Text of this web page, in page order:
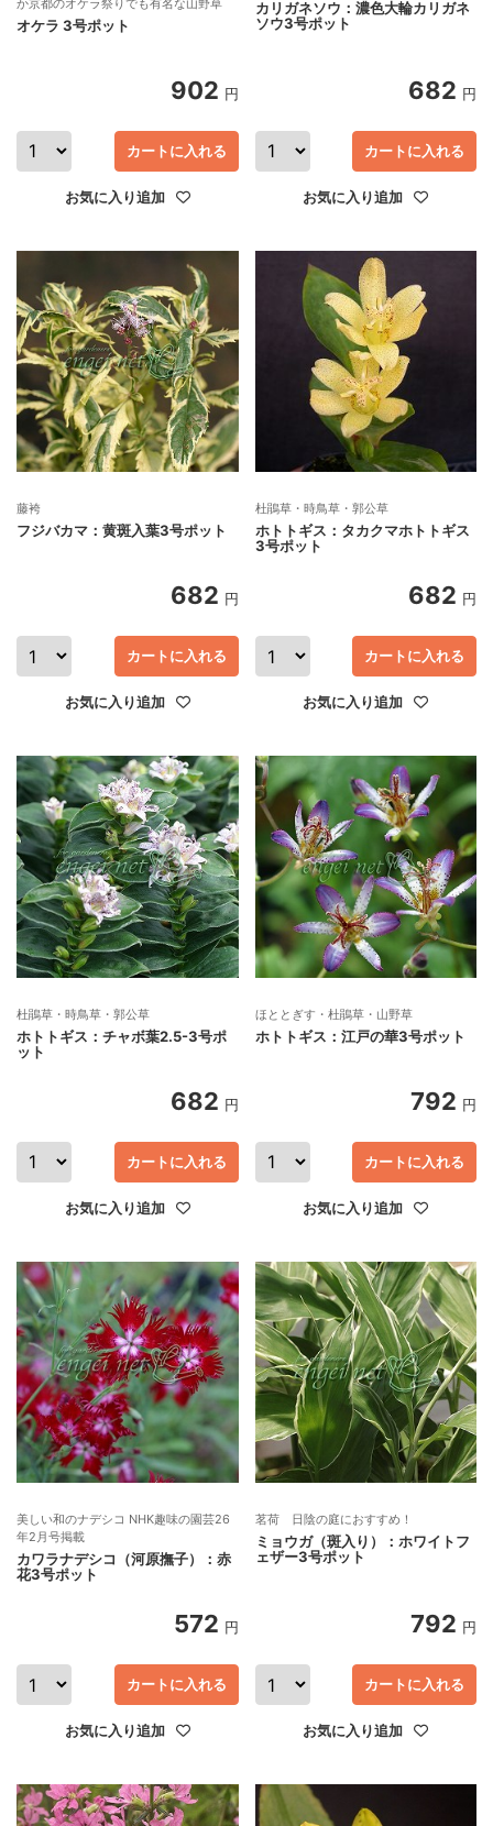
オケラ 3号ポット
902 円
カートに入れる
お気に入り追加
カリガネソウ：濃色大輪カリガネ
ソウ3号ポット
682 円
カートに入れる
お気に入り追加
藤袴
フジバカマ：黄斑入葉3号ポット
682 円
カートに入れる
お気に入り追加
杜鵑草・時鳥草・郭公草
ホトトギス：タカクマホトトギス
3号ポット
682 円
カートに入れる
お気に入り追加
杜鵑草・時鳥草・郭公草
ホトトギス：チャボ葉2.5-3号ポ
ット
682 円
カートに入れる
お気に入り追加
ほととぎす・杜鵑草・山野草
ホトトギス：江戸の華3号ポット
792 円
カートに入れる
お気に入り追加
美しい和のナデシコ NHK趣味の園芸26
年2月号掲載
カワラナデシコ（河原撫子）：赤
花3号ポット
572 円
カートに入れる
お気に入り追加
茗荷 日陰の庭におすすめ！
ミョウガ（斑入り）：ホワイトフ
ェザー3号ポット
792 円
カートに入れる
お気に入り追加